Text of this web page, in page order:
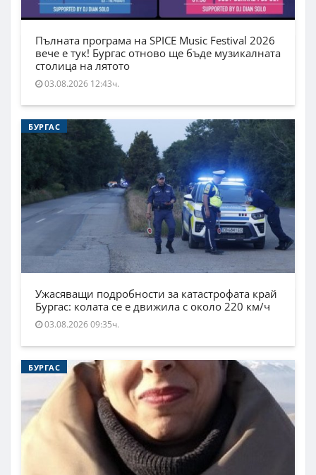
Пълната програма на SPICE Music Festival 2026
вече е тук! Бургас отново ще бъде музикалната
столица на лятото
03.08.2026 12:43ч.
БУРГАС
Ужасяващи подробности за катастрофата край
Бургас: колата се е движила с около 220 км/ч
03.08.2026 09:35ч.
БУРГАС